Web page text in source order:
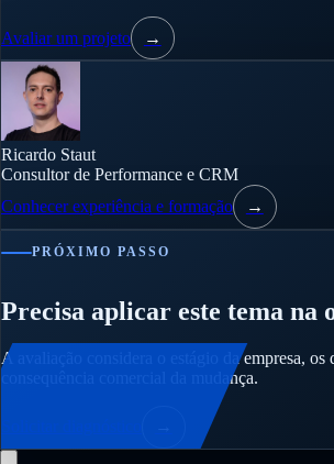
Avaliar um projeto →
Ricardo Staut
Consultor de Performance e CRM
Conhecer experiência e formação
→
PRÓXIMO PASSO
Precisa aplicar este tema na
A avaliação considera o estágio da empresa, os
consequência comercial da mudança.